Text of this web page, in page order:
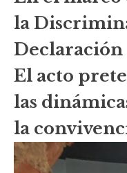
la
Declaración
El acto
las
la